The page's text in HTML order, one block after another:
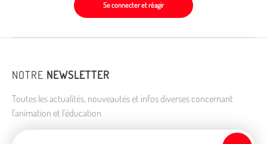
Se connecter et réagir
NOTRE NEWSLETTER
Toutes les actualités, nouveautés et infos diverses concernant
l'animation et l'éducation